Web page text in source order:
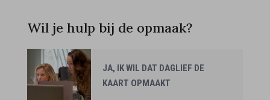
Wil je hulp bij de opmaak?
JA, IK WIL DAT DAGLIEF DE
KAART OPMAAKT